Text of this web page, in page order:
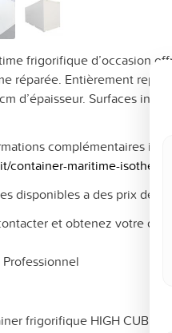
frigorifique d’occasion
réparée. Entièrement
d’épaisseur. Surfaces
complémentaires ici :
container-maritime-
disponibles a des prix
et obtenez votre
Professionnel
frigorifique HIGH CUBE